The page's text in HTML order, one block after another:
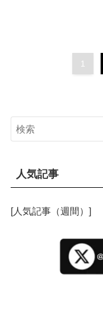
1
人気記事
[人気記事（週間）]